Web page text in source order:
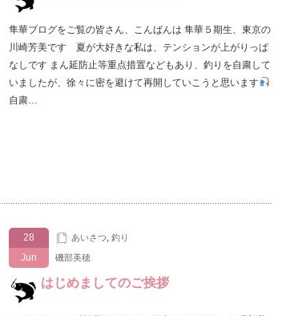
隼華ブログをご覧の皆さん、こんばんは 隼華５期生、東京の
川崎芳美です 夏が大好きな私は、テンションが上がりっぱ
なしです まん延防止等重点措置などもあり、釣りを自粛して
いましたが、徐々に密を避けて再開していこうと思います
自粛…
28
Jun
あいさつ 釣り
磯部美穂
はじめましてのご挨拶